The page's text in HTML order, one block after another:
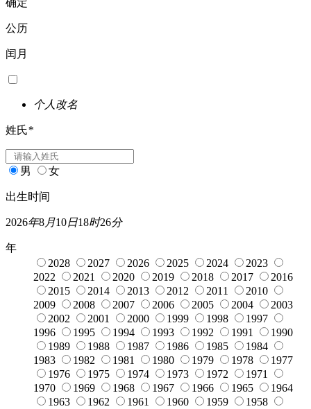
确定
公历
闰月
个人改名
姓氏*
男 女
出生时间
2026年8月10日18时26分
年
2028
2027 2026 2025 2024
2023
2022
2021 2020 2019 2018 2017
2016
2015
2014 2013 2012 2011
2010
2009
2008 2007 2006 2005 2004
2003
2002
2001 2000 1999 1998
1997
1996
1995 1994 1993 1992 1991
1990
1989
1988 1987 1986 1985
1984
1983
1982 1981 1980 1979 1978
1977
1976
1975 1974 1973 1972
1971
1970
1969 1968 1967 1966 1965
1964
1963
1962 1961 1960 1959
1958